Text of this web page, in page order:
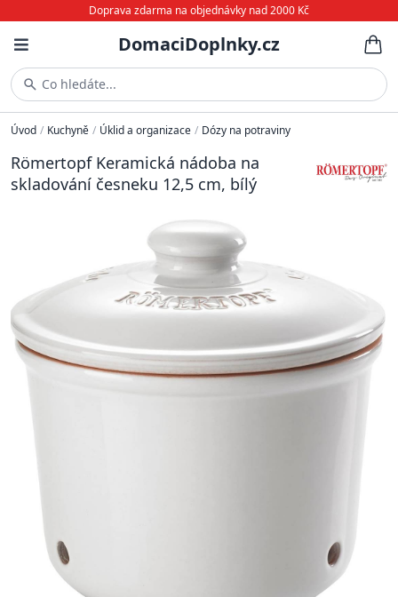
Doprava zdarma na objednávky nad 2000 Kč
DomaciDoplnky.cz
Co hledáte...
Úvod / Kuchyně / Úklid a organizace / Dózy na potraviny
Römertopf Keramická nádoba na
skladování česneku 12,5 cm, bílý